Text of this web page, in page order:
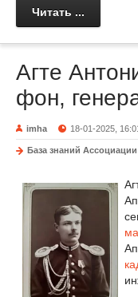
Читать ...
Агте
фон,
imha 18-01-2025, 16:01
База знаний Ассоциации